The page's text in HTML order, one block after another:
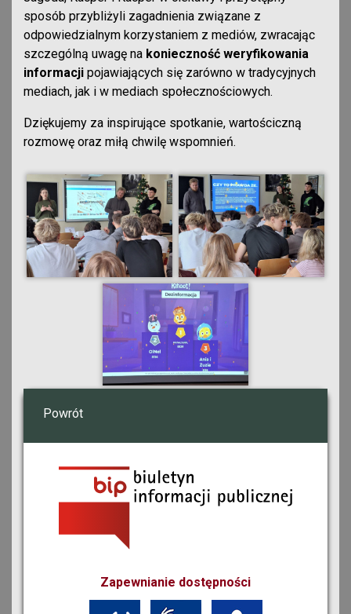
sposób przybliżyli zagadnienia związane z
odpowiedzialnym korzystaniem z mediów, zwracając
szczególną uwagę na konieczność weryfikowania
informacji pojawiających się zarówno w tradycyjnych
mediach, jak i w mediach społecznościowych.
Dziękujemy za inspirujące spotkanie, wartościczną
rozmowę oraz miłą chwilę wspomnień.
Powrót
Zapewnianie dostępności